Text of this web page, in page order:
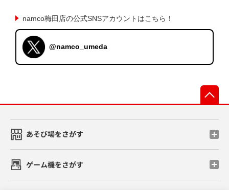
namco梅田店の公式SNSアカウントはこちら！
@namco_umeda
あそび場をさがす
ゲーム機をさがす